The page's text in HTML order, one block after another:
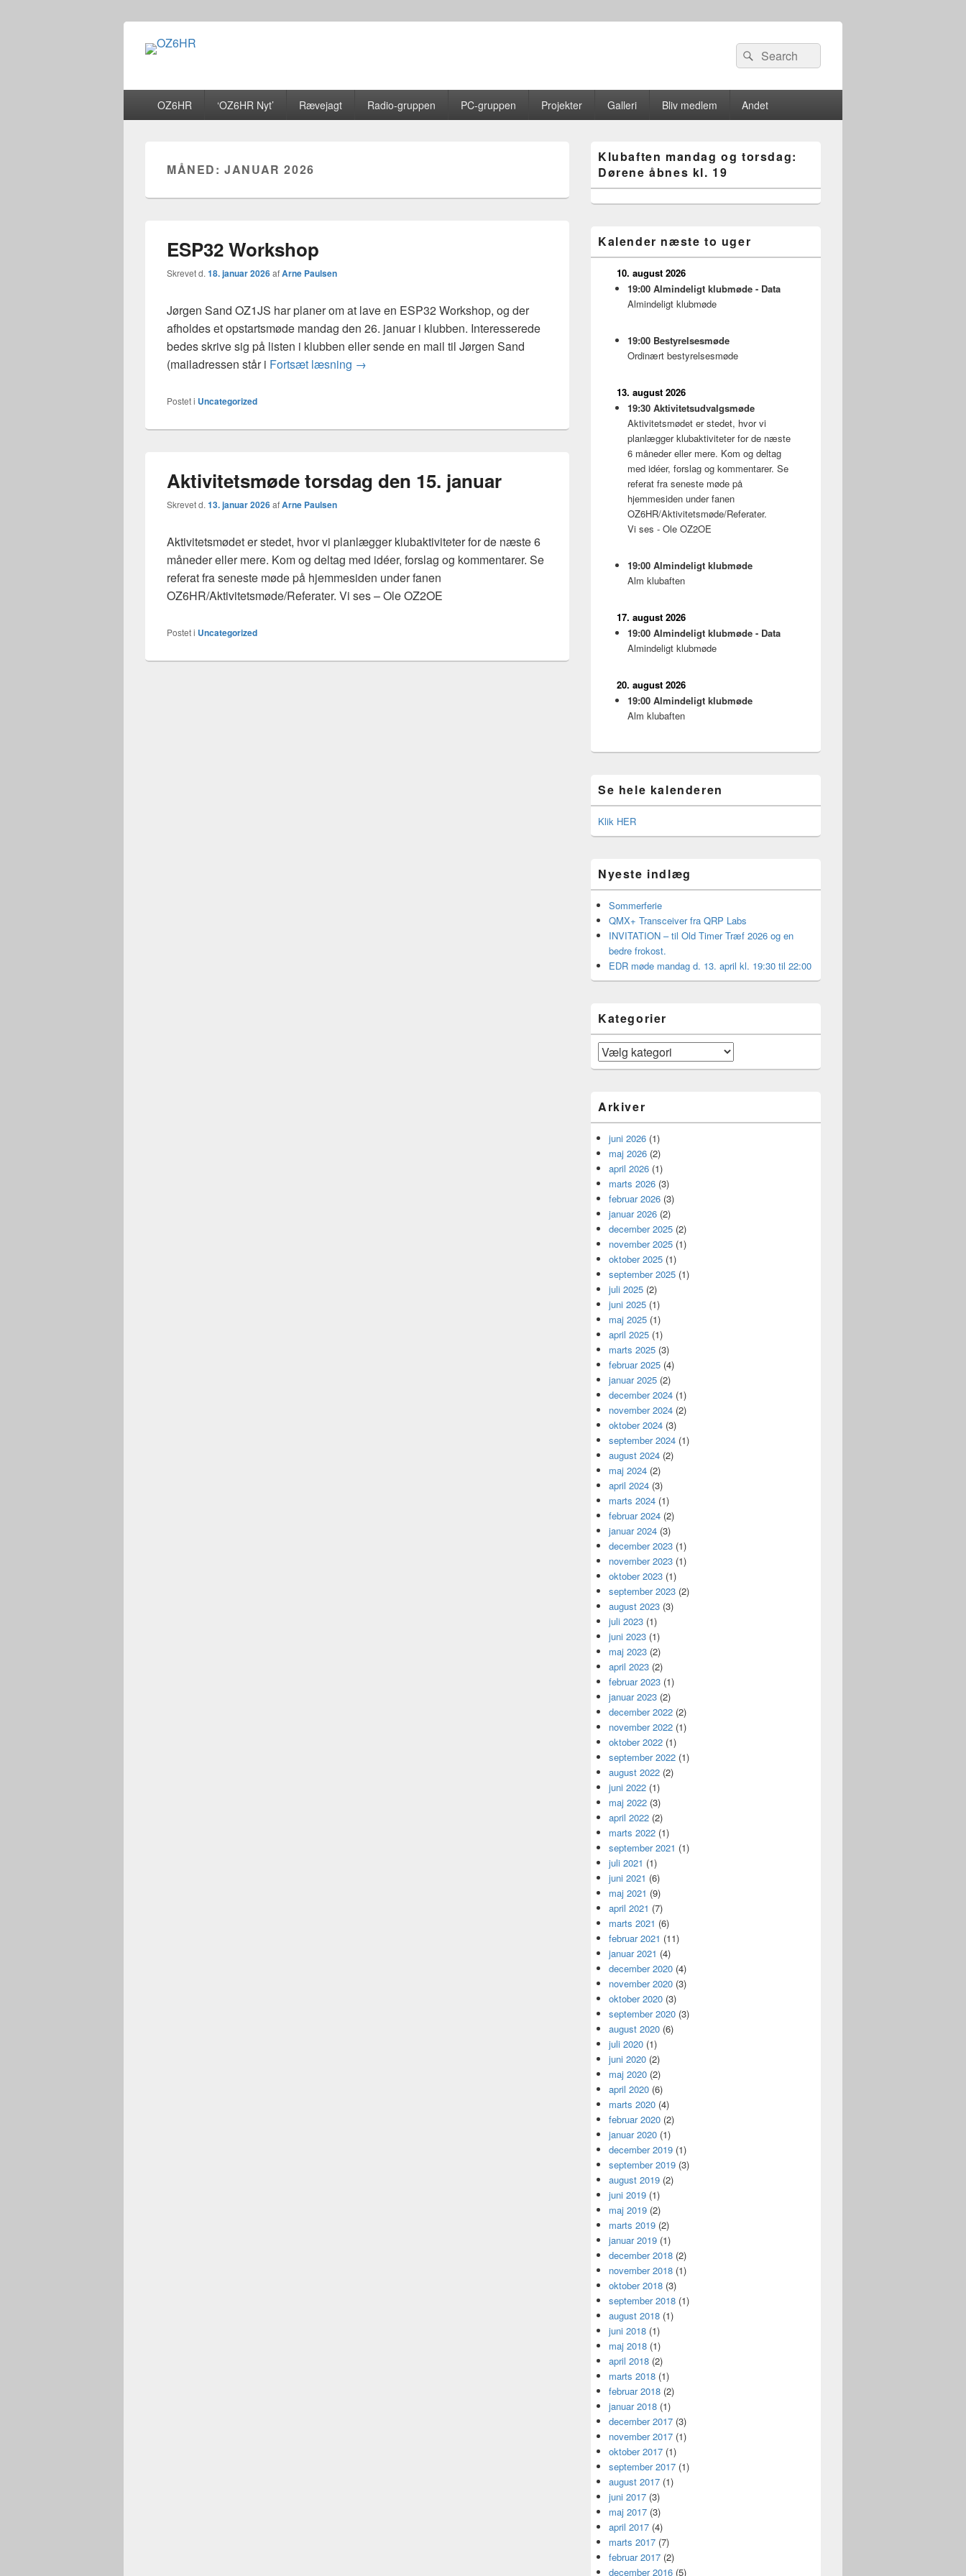
Search
for:
Søg
OZ6HR ‘OZ6HR Nyt’ Rævejagt Radio-gruppen PC-gruppen Projekter Galleri Bliv medlem Andet
MÅNED:JANUAR 2026
ESP32 Workshop
Skrevet d. 18. januar 2026afArne Paulsen
Jørgen Sand OZ1JS har planer om at lave en ESP32 Workshop, og der
afholdes et opstartsmøde mandag den 26. januar i klubben. Interesserede
bedes skrive sig på listen i klubben eller sende en mail til Jørgen Sand
(mailadressen står i Fortsæt læsning ESP32 Workshop
→
Postet i Uncategorized
Aktivitetsmøde torsdag den 15. januar
Skrevet d. 13. januar 2026afArne Paulsen
Aktivitetsmødet er stedet, hvor vi planlægger klubaktiviteter for de næste 6
måneder eller mere. Kom og deltag med idéer, forslag og kommentarer. Se
referat fra seneste møde på hjemmesiden under fanen
OZ6HR/Aktivitetsmøde/Referater. Vi ses – Ole OZ2OE
Postet i Uncategorized
Sidebar
Widget
Area
Klubaften mandag og torsdag:
Dørene åbnes kl. 19
Kalender næste to uger
10. august 2026
19:00 Almindeligt klubmøde - Data
Almindeligt klubmøde
19:00 Bestyrelsesmøde
Ordinært bestyrelsesmøde
13. august 2026
19:30 Aktivitetsudvalgsmøde
Aktivitetsmødet er stedet, hvor vi
planlægger klubaktiviteter for de næste
6 måneder eller mere. Kom og deltag
med idéer, forslag og kommentarer. Se
referat fra seneste møde på
hjemmesiden under fanen
OZ6HR/Aktivitetsmøde/Referater.
Vi ses - Ole OZ2OE
19:00 Almindeligt klubmøde
Alm klubaften
17. august 2026
19:00 Almindeligt klubmøde - Data
Almindeligt klubmøde
20. august 2026
19:00 Almindeligt klubmøde
Alm klubaften
Se hele kalenderen
Klik HER
Nyeste indlæg
Sommerferie
QMX+ Transceiver fra QRP Labs
INVITATION – til Old Timer Træf 2026 og en
bedre frokost.
EDR møde mandag d. 13. april kl. 19:30 til 22:00
Kategorier
Kategorier
Arkiver
juni 2026 (1)
maj 2026 (2)
april 2026 (1)
marts 2026 (3)
februar 2026 (3)
januar 2026 (2)
december 2025 (2)
november 2025 (1)
oktober 2025 (1)
september 2025 (1)
juli 2025 (2)
juni 2025 (1)
maj 2025 (1)
april 2025 (1)
marts 2025 (3)
februar 2025 (4)
januar 2025 (2)
december 2024 (1)
november 2024 (2)
oktober 2024 (3)
september 2024 (1)
august 2024 (2)
maj 2024 (2)
april 2024 (3)
marts 2024 (1)
februar 2024 (2)
januar 2024 (3)
december 2023 (1)
november 2023 (1)
oktober 2023 (1)
september 2023 (2)
august 2023 (3)
juli 2023 (1)
juni 2023 (1)
maj 2023 (2)
april 2023 (2)
februar 2023 (1)
januar 2023 (2)
december 2022 (2)
november 2022 (1)
oktober 2022 (1)
september 2022 (1)
august 2022 (2)
juni 2022 (1)
maj 2022 (3)
april 2022 (2)
marts 2022 (1)
september 2021 (1)
juli 2021 (1)
juni 2021 (6)
maj 2021 (9)
april 2021 (7)
marts 2021 (6)
februar 2021 (11)
januar 2021 (4)
december 2020 (4)
november 2020 (3)
oktober 2020 (3)
september 2020 (3)
august 2020 (6)
juli 2020 (1)
juni 2020 (2)
maj 2020 (2)
april 2020 (6)
marts 2020 (4)
februar 2020 (2)
januar 2020 (1)
december 2019 (1)
september 2019 (3)
august 2019 (2)
juni 2019 (1)
maj 2019 (2)
marts 2019 (2)
januar 2019 (1)
december 2018 (2)
november 2018 (1)
oktober 2018 (3)
september 2018 (1)
august 2018 (1)
juni 2018 (1)
maj 2018 (1)
april 2018 (2)
marts 2018 (1)
februar 2018 (2)
januar 2018 (1)
december 2017 (3)
november 2017 (1)
oktober 2017 (1)
september 2017 (1)
august 2017 (1)
juni 2017 (3)
maj 2017 (3)
april 2017 (4)
marts 2017 (7)
februar 2017 (2)
december 2016 (5)